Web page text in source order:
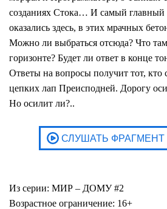
созданиях Стока… И самый главный
оказались здесь, в этих мрачных
Можно ли выбраться отсюда? Что
горизонте? Будет ли ответ в конце
Ответы на вопросы получит тот, кто
цепких лап Преисподней. Дорогу
Но осилит ли?..
Из серии: МИР – ДОМУ #2
Возрастное ограничение: 16+